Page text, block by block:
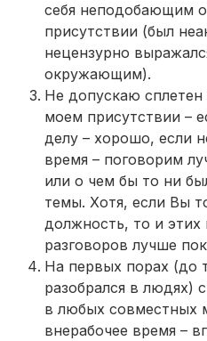
себя неподобающим
присутствии (был
нецензурно
окружающим).
Не допускаю сплетен
моем присутствии –
делу – хорошо, если
время – поговорим
или о чем бы то ни
темы. Хотя, если Вы
должность, то и
разговоров лучше
На первых порах (до
разобрался в людях)
в любых совместных
внерабочее время –